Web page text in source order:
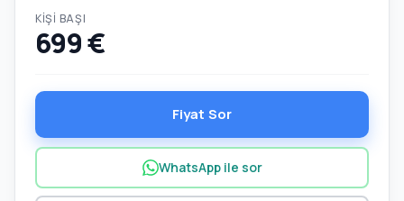
KIŞI BAŞI
699 €
Fiyat Sor
WhatsApp ile sor